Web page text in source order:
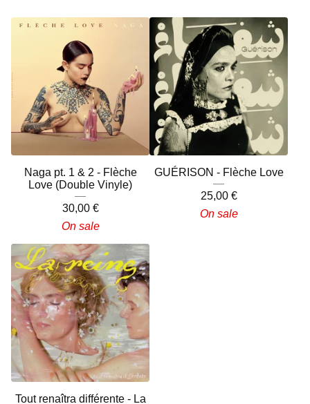
Naga pt. 1 & 2 - Flèche
Love (Double Vinyle)
30,00 €
On sale
GUÉRISON - Flèche Love
25,00 €
On sale
Tout renaîtra différente - La